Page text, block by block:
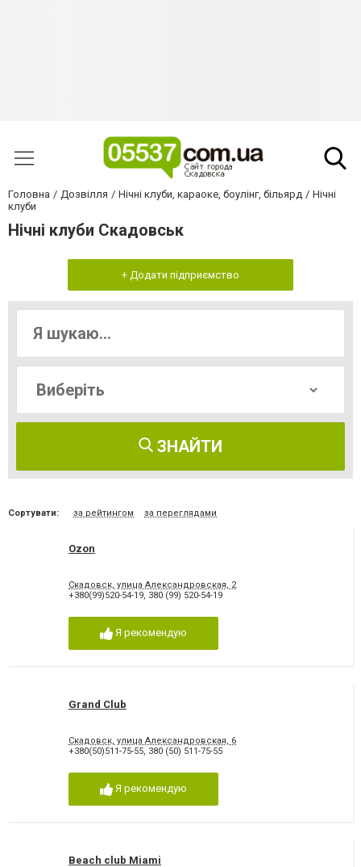
Головна Дозвілля Нічні клуби, караоке, боулінг, більярд
Нічні
клуби
Нічні клуби Скадовськ
+ Додати підприємство
ЗНАЙТИ
Сортувати: за рейтингом за переглядами
Ozon
Скадовск, улица Александровская, 2
+380(99)520-54-19, 380 (99) 520-54-19
Я рекомендую
Grand Club
Скадовск, улица Александровская, 6
+380(50)511-75-55, 380 (50) 511-75-55
Я рекомендую
Beach club Miami